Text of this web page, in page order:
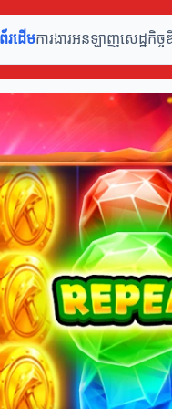
រដើមការងារអនឡាញសេដ្ឋកិច្